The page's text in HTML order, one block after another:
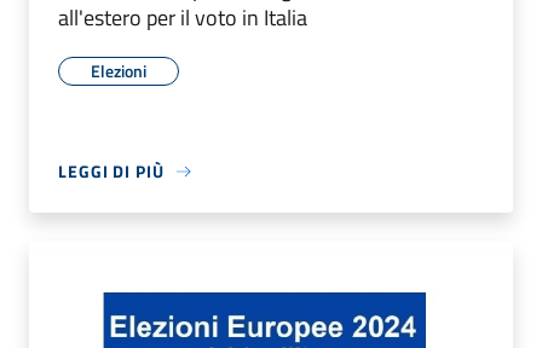
all'estero per il voto in Italia
Elezioni
LEGGI DI PIÙ